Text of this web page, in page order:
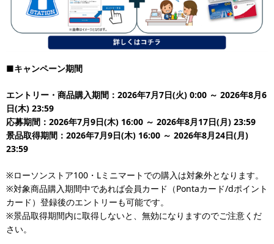
■キャンペーン期間
エントリー・商品購入期間：2026年7月7日(火) 0:00 ～ 2026年8月6
日(木) 23:59
応募期間：2026年7月9日(木) 16:00 ～ 2026年8月17日(月) 23:59
景品取得期間：2026年7月9日(木) 16:00 ～ 2026年8月24日(月)
23:59
※ローソンストア100・Lミニマートでの購入は対象外となります。
※対象商品購入期間中であれば会員カード（Pontaカード/dポイント
カード）登録後のエントリーも可能です。
※景品取得期間内に取得しないと、無効になりますのでご注意くだ
さい。